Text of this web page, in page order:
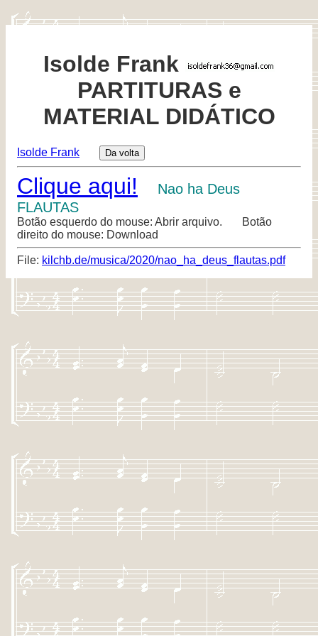
Isolde Frank
PARTITURAS e
MATERIAL DIDÁTICO
Isolde Frank
Clique aqui!
Nao ha Deus
FLAUTAS
Botão esquerdo do mouse: Abrir arquivo. Botão
direito do mouse: Download
File: kilchb.de/musica/2020/nao_ha_deus_flautas.pdf